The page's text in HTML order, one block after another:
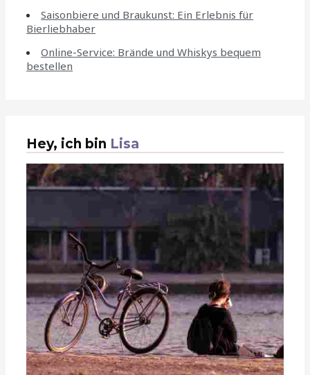
Saisonbiere und Braukunst: Ein Erlebnis für
Bierliebhaber
Online-Service: Brände und Whiskys bequem
bestellen
Hey, ich bin Lisa